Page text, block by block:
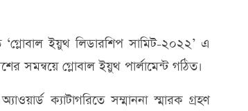
‘গ্লোবাল ইয়ুথ লিডারশিপ সামিট-২০২২’ এ
সমন্বয়ে গ্লোবাল ইয়ুথ পার্লামেন্ট গঠিত।
ক্যাটাগরিতে সম্মাননা স্মারক গ্রহণ